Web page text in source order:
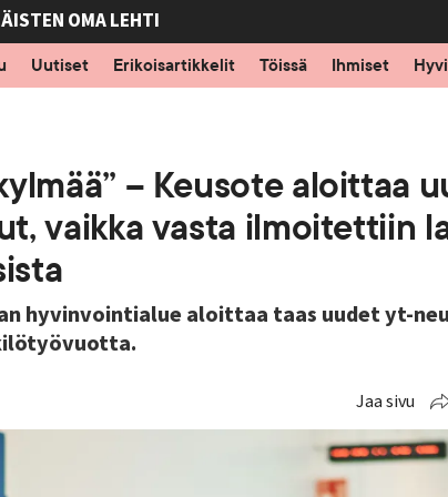
OMA LEHTI
Uutiset Erikoisartikkelit Töissä Ihmiset
– Keusote aloittaa
vaikka vasta ilmoitettiin
hyvinvointialue aloittaa taas uudet yt-
Jaa sivu